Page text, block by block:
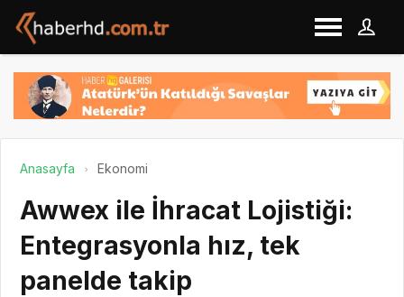
Anasayfa Ekonomi
Awwex ile İhracat Lojistiği:
Entegrasyonla hız, tek
panelde takip